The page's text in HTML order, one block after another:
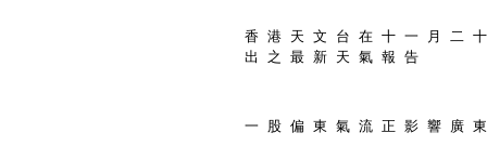
香 港 天 文 台 在 十 一 月 二
出 之 最 新 天 氣 報 告
一 股 偏 東 氣 流 正 影 響 廣